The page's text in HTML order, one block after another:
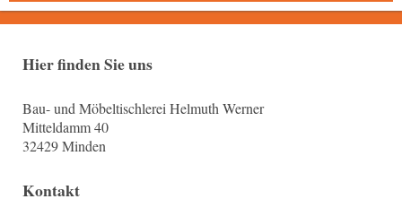
Hier finden Sie uns
Bau- und Möbeltischlerei Helmuth Werner
Mitteldamm 40
32429 Minden
Kontakt